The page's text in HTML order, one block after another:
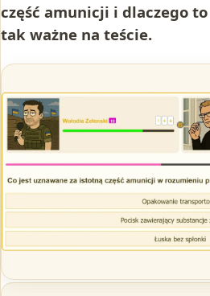
część amunicji i dlaczego
tak ważne na teście.